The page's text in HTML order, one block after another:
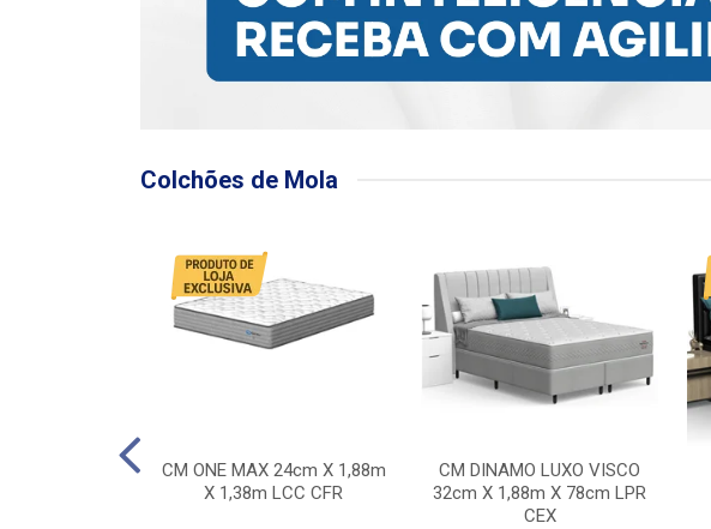
Colchões de Mola
CM ONE MAX 24cm X 1,88m
X 1,38m LCC CFR
CM DINAMO LUXO VISCO
32cm X 1,88m X 78cm LPR
CEX